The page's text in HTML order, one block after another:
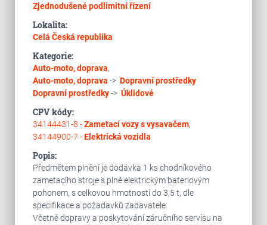
Zjednodušené podlimitní řízení
Lokalita:
Celá Česká republika
Kategorie:
Auto-moto, doprava,
Auto-moto, doprava -> Dopravní prostředky
Dopravní prostředky-> Úklidové
CPV kódy:
34144431-8 -Zametací vozy s vysavačem,
34144900-7 -Elektrická vozidla
Popis:
Předmětem plnění je dodávka 1 ks chodníkového
zametacího stroje s plně elektrickým bateriovým
pohonem, s celkovou hmotností do 3,5 t, dle
specifikace a požadavků zadavatele.
Včetně dopravy a poskytování záručního servisu na